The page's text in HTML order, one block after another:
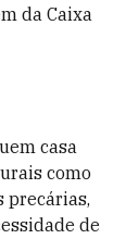
da Caixa
casa
como
precárias,
de